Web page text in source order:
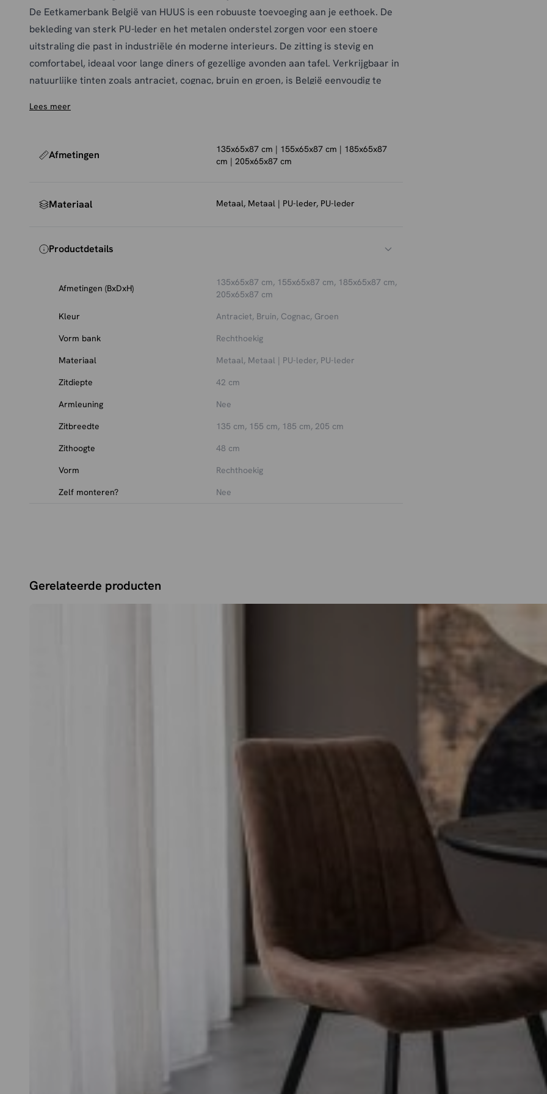
De Eetkamerbank België van HUUS is een robuuste toevoeging aan je eethoek. De
bekleding van sterk PU-leder en het metalen onderstel zorgen voor een stoere
uitstraling die past in industriële én moderne interieurs. De zitting is stevig en
comfortabel, ideaal voor lange diners of gezellige avonden aan tafel. Verkrijgbaar in
natuurlijke tinten zoals antraciet, cognac, bruin en groen, is België eenvoudig te
lengtes (135 cm, 155 cm, 185 cm en 205 cm), past deze bank moeiteloos in diverse
Onderhoud en bescherming
Om de bekleding mooi te houden, raden we aan de bank regelmatig af te nemen met
kunnen beschadigen.
Voor extra bescherming tegen vlekken kun je een geschikte
krassen.
Lees meer
Afmetingen
135x65x87 cm | 155x65x87 cm | 185x65x87
cm | 205x65x87 cm
Materiaal Metaal, Metaal | PU-leder, PU-leder
Productdetails
Afmetingen (BxDxH)
135x65x87 cm, 155x65x87 cm, 185x65x87 cm,
205x65x87 cm
Kleur
Antraciet, Bruin, Cognac, Groen
Vorm bank
Rechthoekig
Materiaal
Metaal, Metaal | PU-leder, PU-leder
Zitdiepte
42 cm
Armleuning
Nee
Zitbreedte
135 cm, 155 cm, 185 cm, 205 cm
Zithoogte
48 cm
Vorm
Rechthoekig
Zelf monteren?
Nee
Gerelateerde producten